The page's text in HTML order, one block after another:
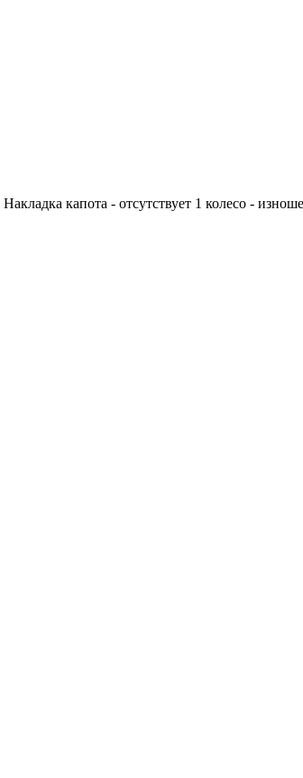
капота - отсутствует 1 колесо -